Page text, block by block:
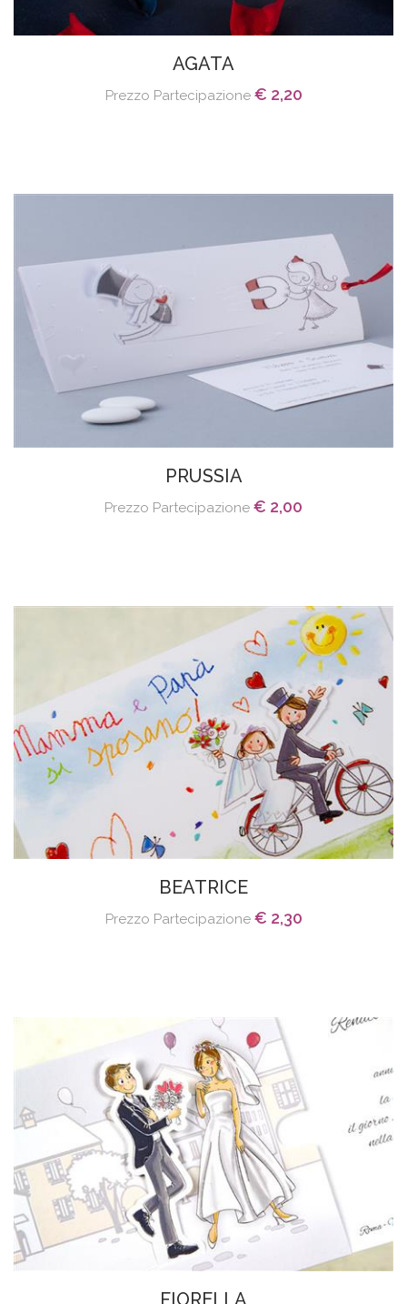
AGATA
Prezzo Partecipazione € 2,20
PRUSSIA
Prezzo Partecipazione € 2,00
BEATRICE
Prezzo Partecipazione € 2,30
FIORELLA